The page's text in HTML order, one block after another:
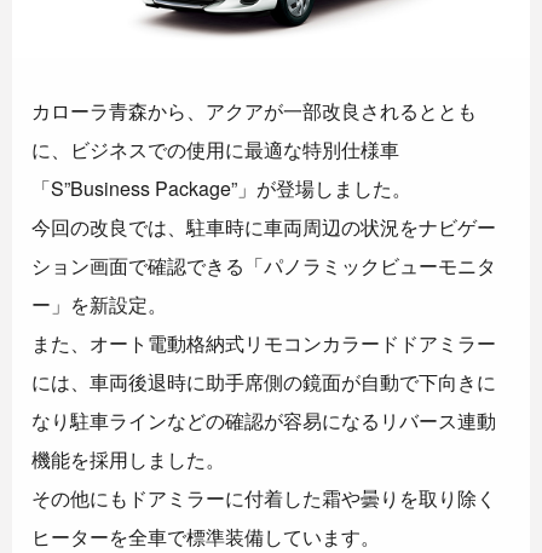
カローラ青森から、アクアが一部改良されるととも
に、ビジネスでの使用に最適な特別仕様車
「S”Business Package”」が登場しました。
今回の改良では、駐車時に車両周辺の状況をナビゲー
ション画面で確認できる「パノラミックビューモニタ
ー」を新設定。
また、オート電動格納式リモコンカラードドアミラー
には、車両後退時に助手席側の鏡面が自動で下向きに
なり駐車ラインなどの確認が容易になるリバース連動
機能を採用しました。
その他にもドアミラーに付着した霜や曇りを取り除く
ヒーターを全車で標準装備しています。